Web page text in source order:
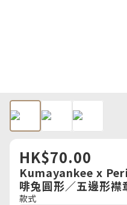
HK$70.00
Kumayankee x
啡兔圓形／五邊形襟
款式